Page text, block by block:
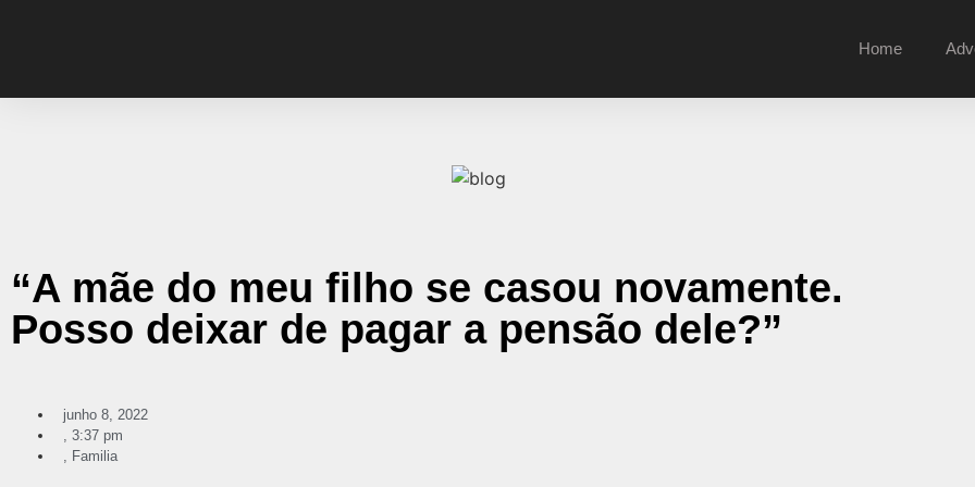
Home
“A mãe do meu filho se casou novamente.
Posso deixar de pagar a pensão dele?”
junho 8, 2022
3:37 pm
Familia